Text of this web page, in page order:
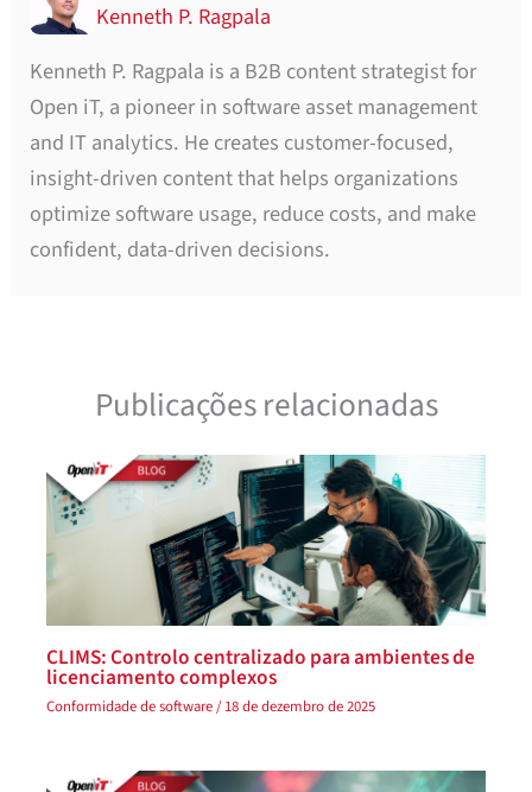
Kenneth P. Ragpala
Kenneth P. Ragpala is a B2B content strategist for
Open iT, a pioneer in software asset management
and IT analytics. He creates customer-focused,
insight-driven content that helps organizations
optimize software usage, reduce costs, and make
confident, data-driven decisions.
Publicações relacionadas
CLIMS: Controlo centralizado para ambientes de
licenciamento complexos
Conformidade de software/18 de dezembro de 2025